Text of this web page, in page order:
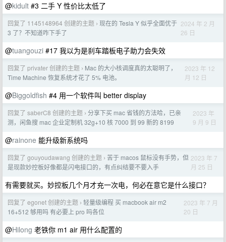
@kidult #3 二手 Y 性价比太低了
回复了 1145148964 创建的主题 › 现在的 Tesla Y 似乎全面优于
3 了？不知道咋下手了
2024 年 2 月
26 日
@tuangouzi #17 我以为是刹车踏板电子助力会失效
回复了 privater 创建的主题 › Mac 的大小核调度真的太聪明了，
Time Machine 恢复系统才花了 5% 电池。
2023 年 12
月 12 日
@Biggoldfish #4 用一个软件叫 better display
回复了 saberC8 创建的主题 › 分享下买 mac 省钱的方法哈，已亲
测，闲鱼搜 mac 企业定制机 32g+10 核 7000 到 99 新的 8199
2023 年
9 月 9 日
@rainone 能升级新系统吗
回复了 gouyoudawang 创建的主题 › 苦于 macos 鼠标没有手势，但
是现款妙控板好像都是闪电接口的，有点纠结要不要入手
2023 年 7
月 25 日
有需要就买。妙控板几个月才充一次电，何必在意它是什么接口？
回复了 egonet 创建的主题 › 轻量级编程 买 macbook air m2
16+512 够用吗 有必要上 pro 吗各位
2023 年 7 月
20 日
@Hilong 老铁你 m1 air 用什么配置的